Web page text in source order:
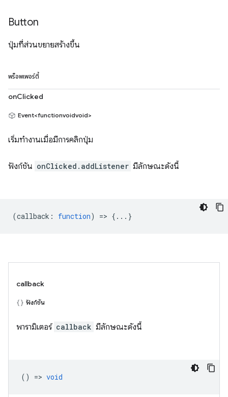
Button
ปุ่มที่ส่วนขยายสร้างขึ้น
พร็อพเพอร์ตี้
onClicked
Event<functionvoidvoid>
เริ่มทำงานเมื่อมีการคลิกปุ่ม
ฟังก์ชัน onClicked.addListener มีลักษณะดังนี้
(callback : function) => {...}
callback
ฟังก์ชัน
พารามิเตอร์ callback มีลักษณะดังนี้
() => void